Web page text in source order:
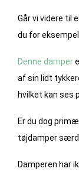
Går vi videre til
du for
Denne damper
af sin lidt
hvilket kan ses
Er du dog
tøjdamper
Damperen har